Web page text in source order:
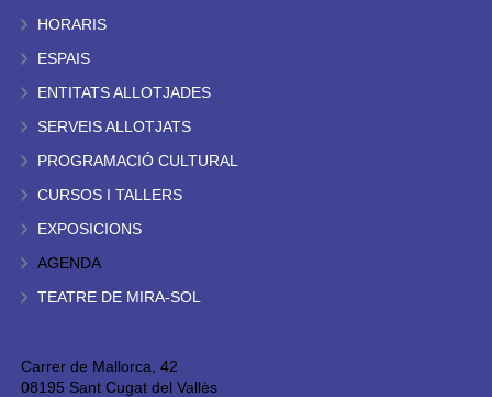
HORARIS
ESPAIS
ENTITATS ALLOTJADES
SERVEIS ALLOTJATS
PROGRAMACIÓ CULTURAL
CURSOS I TALLERS
EXPOSICIONS
AGENDA
TEATRE DE MIRA-SOL
Carrer de Mallorca, 42
08195 Sant Cugat del Vallès